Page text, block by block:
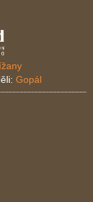
Gopál